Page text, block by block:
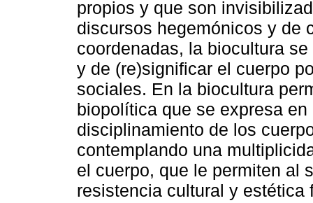
propios y que son
discursos hegemónicos y de
coordenadas, la biocultura
y de (re)significar el cuerpo
sociales. En la biocultura
biopolítica que se expresa
disciplinamiento de los
contemplando una
el cuerpo, que le permiten al
resistencia cultural y estética